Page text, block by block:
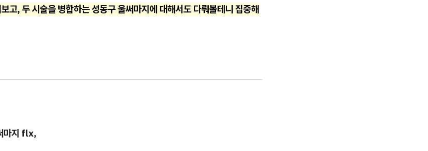
고, 두 시술을 병합하는 성동구 울써마지에 대해서도 다뤄볼테니 집중해
마지 flx,